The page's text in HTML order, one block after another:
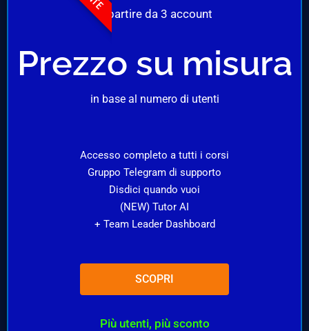
A partire da 3 account
Prezzo su misura
in base al numero di utenti
Accesso completo a tutti i corsi
Gruppo Telegram di supporto
Disdici quando vuoi
(NEW) Tutor AI
+ Team Leader Dashboard
SCOPRI
Più utenti, più sconto